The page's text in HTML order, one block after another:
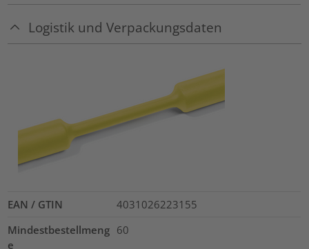
Logistik und Verpackungsdaten
EAN / GTIN
4031026223155
Mindestbestellmeng
e
60